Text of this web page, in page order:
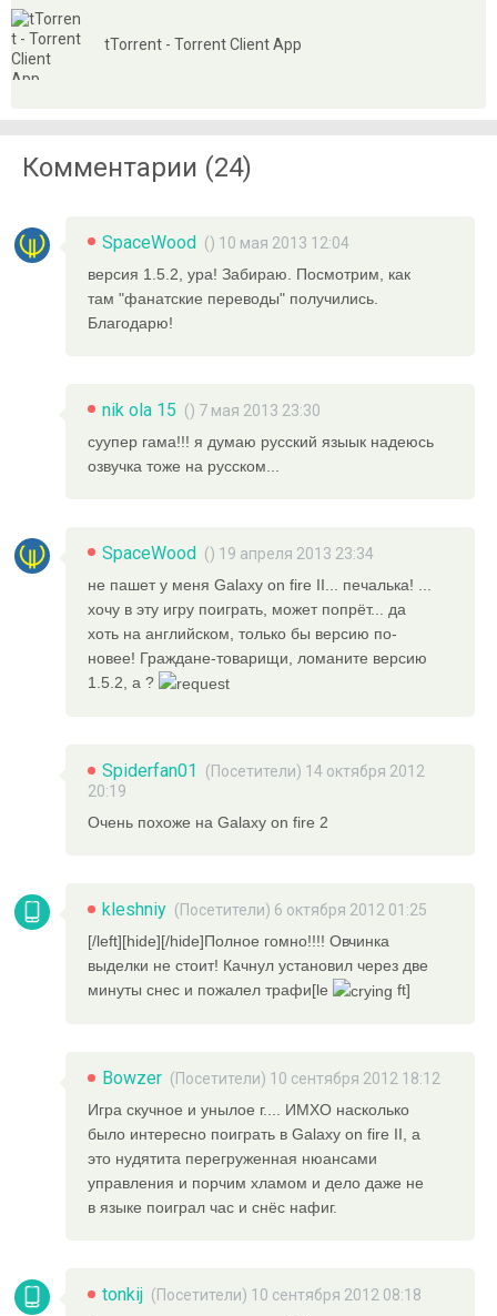
tTorrent - Torrent Client App
Комментарии (24)
SpaceWood () 10 мая 2013 12:04
версия 1.5.2, ура! Забираю. Посмотрим, как
там "фанатские переводы" получились.
Благодарю!
nik ola 15 () 7 мая 2013 23:30
суупер гама!!! я думаю русский языык надеюсь
озвучка тоже на русском...
SpaceWood () 19 апреля 2013 23:34
не пашет у меня Galaxy on fire II... печалька! ...
хочу в эту игру поиграть, может попрёт... да
хоть на английском, только бы версию по-
новее! Граждане-товарищи, ломаните версию
1.5.2, а ?
Spiderfan01
(Посетители) 14 октября 2012
20:19
Очень похоже на Galaxy on fire 2
kleshniy (Посетители) 6 октября 2012 01:25
[/left][hide][/hide]Полное гомно!!!! Овчинка
выделки не стоит! Качнул установил через две
минуты снес и пожалел трафи[le
ft]
Bowzer (Посетители) 10 сентября 2012 18:12
Игра скучное и унылое г.... ИМХО насколько
было интересно поиграть в Galaxy on fire II, а
это нудятита перегруженная нюансами
управления и порчим хламом и дело даже не
в языке поиграл час и снёс нафиг.
tonkij (Посетители) 10 сентября 2012 08:18